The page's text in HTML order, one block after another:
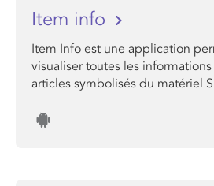
Item info
Item Info est une application
visualiser toutes les
articles symbolisés du matériel